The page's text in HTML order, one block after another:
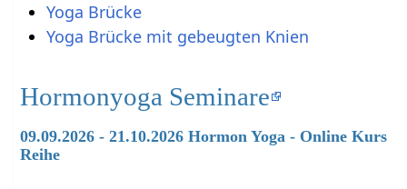
Yoga Brücke
Yoga Brücke mit gebeugten Knien
Hormonyoga Seminare
09.09.2026 - 21.10.2026 Hormon Yoga - Online Kurs
Reihe